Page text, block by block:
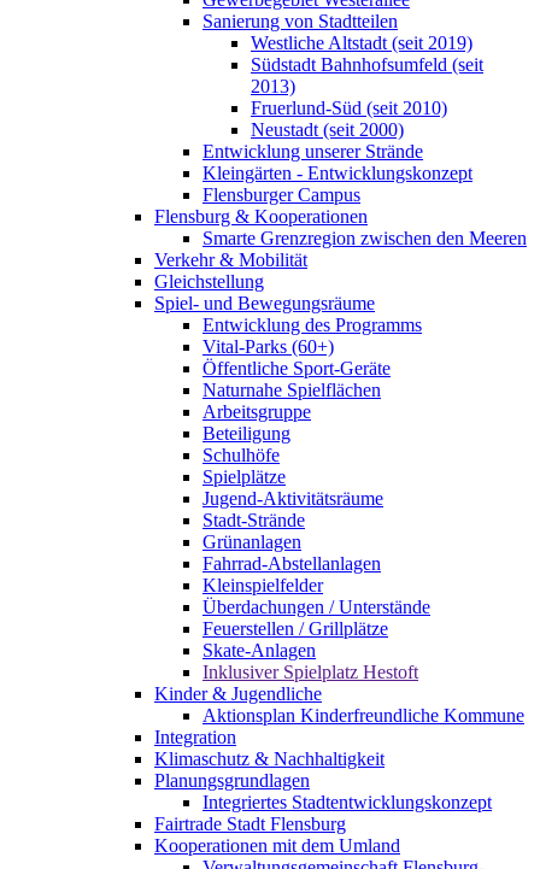
Sanierung von Stadtteilen
Westliche Altstadt (seit 2019)
Südstadt Bahnhofsumfeld (seit
2013)
Fruerlund-Süd (seit 2010)
Neustadt (seit 2000)
Entwicklung unserer Strände
Kleingärten - Entwicklungskonzept
Flensburger Campus
Flensburg & Kooperationen
Smarte Grenzregion zwischen den Meeren
Verkehr & Mobilität
Gleichstellung
Spiel- und Bewegungsräume
Entwicklung des Programms
Vital-Parks (60+)
Öffentliche Sport-Geräte
Naturnahe Spielflächen
Arbeitsgruppe
Beteiligung
Schulhöfe
Spielplätze
Jugend-Aktivitätsräume
Stadt-Strände
Grünanlagen
Fahrrad-Abstellanlagen
Kleinspielfelder
Überdachungen / Unterstände
Feuerstellen / Grillplätze
Skate-Anlagen
Inklusiver Spielplatz Hestoft
Kinder & Jugendliche
Aktionsplan Kinderfreundliche Kommune
Integration
Klimaschutz & Nachhaltigkeit
Planungsgrundlagen
Integriertes Stadtentwicklungskonzept
Fairtrade Stadt Flensburg
Kooperationen mit dem Umland